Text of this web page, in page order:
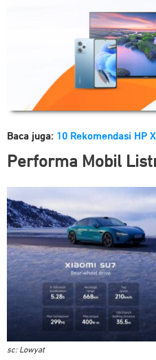
Baca juga: 10 Rekomendasi HP
Performa Mobil
sc: Lowyat